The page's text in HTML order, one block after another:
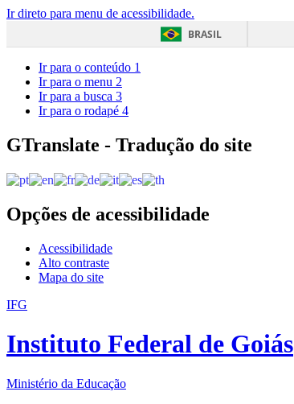
Ir direto para menu de acessibilidade.
BRASIL
Ir para o conteúdo 1
Ir para o menu 2
Ir para a busca 3
Ir para o rodapé 4
GTranslate - Tradução do site
Opções de acessibilidade
Acessibilidade
Alto contraste
Mapa do site
IFG
Instituto Federal de Goiás
Ministério da Educação